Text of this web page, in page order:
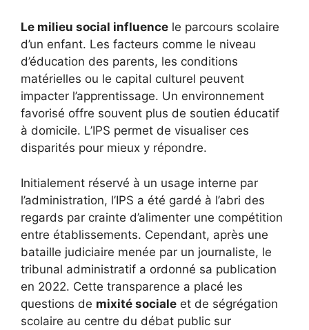
Le milieu social influence le parcours scolaire
d’un enfant. Les facteurs comme le niveau
d’éducation des parents, les conditions
matérielles ou le capital culturel peuvent
impacter l’apprentissage. Un environnement
favorisé offre souvent plus de soutien éducatif
à domicile. L’IPS permet de visualiser ces
disparités pour mieux y répondre.
Initialement réservé à un usage interne par
l’administration, l’IPS a été gardé à l’abri des
regards par crainte d’alimenter une compétition
entre établissements. Cependant, après une
bataille judiciaire menée par un journaliste, le
tribunal administratif a ordonné sa publication
en 2022. Cette transparence a placé les
questions de mixité sociale et de ségrégation
scolaire au centre du débat public sur